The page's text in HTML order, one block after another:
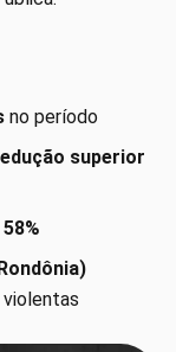
no período
superior
58%